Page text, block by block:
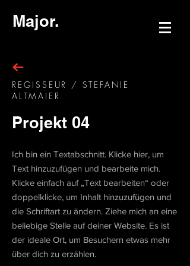
Major.
REGISSEUR / STEFANIE
ALTMAIER
Projekt 04
Ich bin ein Textabschnitt. Klicke hier, um
Text hinzuzufügen und bearbeite mich.
Klicke einfach auf „Text bearbeiten“ oder
doppelklicke, um Inhalt hinzuzufügen und
die Schriftart zu ändern. Ziehe mich an eine
beliebige Stelle auf deiner Website. Es ist
der ideale Ort, um Besuchern etwas mehr
über dich zu erzählen.